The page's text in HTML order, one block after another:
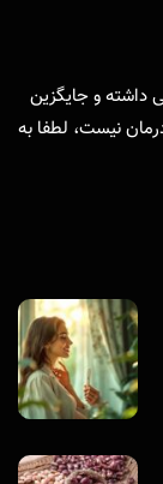
داشته و جایگزین
نیست، لطفا به